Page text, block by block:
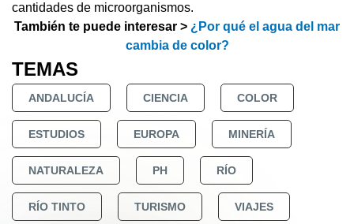
cantidades de microorganismos.
También te puede interesar > ¿Por qué el agua del mar
cambia de color?
TEMAS
ANDALUCÍA CIENCIA COLOR
ESTUDIOS EUROPA MINERÍA
NATURALEZA PH RÍO
RÍO TINTO TURISMO VIAJES